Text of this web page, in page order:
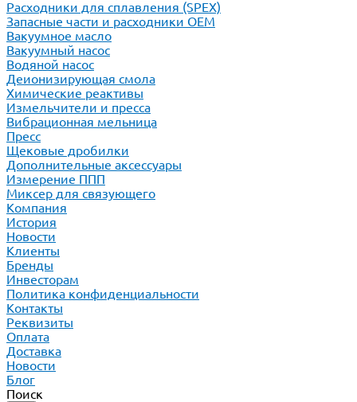
Расходники для сплавления (SPEX)
Запасные части и расходники ОЕМ
Вакуумное масло
Вакуумный насос
Водяной насос
Деионизирующая смола
Химические реактивы
Измельчители и пресса
Вибрационная мельница
Пресс
Щековые дробилки
Дополнительные аксессуары
Измерение ППП
Миксер для связующего
Компания
История
Новости
Клиенты
Бренды
Инвесторам
Политика конфиденциальности
Контакты
Реквизиты
Оплата
Доставка
Новости
Блог
Поиск